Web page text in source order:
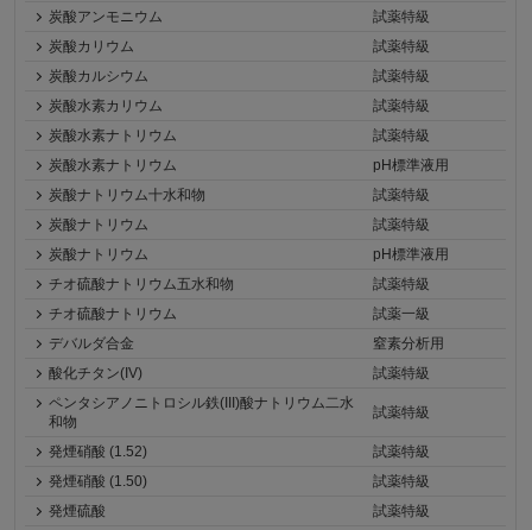
炭酸アンモニウム
試薬特級
炭酸カリウム
試薬特級
炭酸カルシウム
試薬特級
炭酸水素カリウム
試薬特級
炭酸水素ナトリウム
試薬特級
炭酸水素ナトリウム
pH標準液用
炭酸ナトリウム十水和物
試薬特級
炭酸ナトリウム
試薬特級
炭酸ナトリウム
pH標準液用
チオ硫酸ナトリウム五水和物
試薬特級
チオ硫酸ナトリウム
試薬一級
デバルダ合金
窒素分析用
酸化チタン(IV)
試薬特級
ペンタシアノニトロシル鉄(III)酸ナトリウム二水
和物
試薬特級
発煙硝酸 (1.52)
試薬特級
発煙硝酸 (1.50)
試薬特級
発煙硫酸
試薬特級